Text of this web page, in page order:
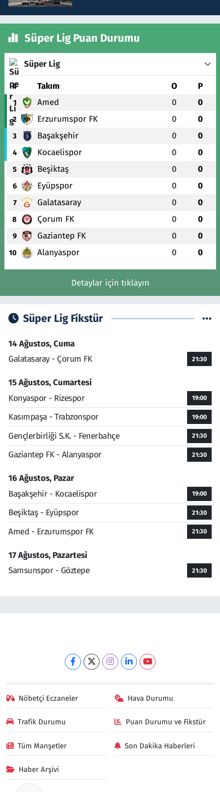
Süper Lig Puan Durumu
Süper Lig
# Takım O P
1 Amed 0 0
2 Erzurumspor FK 0 0
3 Başakşehir 0 0
4 Kocaelispor 0 0
5 Beşiktaş 0 0
6 Eyüpspor 0 0
7 Galatasaray 0 0
8 Çorum FK 0 0
9 Gaziantep FK 0 0
10 Alanyaspor 0 0
Detaylar için tıklayın
Süper Lig Fikstür
14 Ağustos, Cuma
Galatasaray - Çorum FK
21:30
15 Ağustos, Cumartesi
Konyaspor - Rizespor
19:00
Kasımpaşa - Trabzonspor 19:00
Gençlerbirliği S.K. - Fenerbahçe 21:30
Gaziantep FK - Alanyaspor 21:30
16 Ağustos, Pazar
Başakşehir - Kocaelispor
19:00
Beşiktaş - Eyüpspor 21:30
Amed - Erzurumspor FK 21:30
17 Ağustos, Pazartesi
Samsunspor - Göztepe
21:30
Nöbetçi Eczaneler Hava Durumu
Trafik Durumu Puan Durumu ve Fikstür
Tüm Manşetler Son Dakika Haberleri
Haber Arşivi